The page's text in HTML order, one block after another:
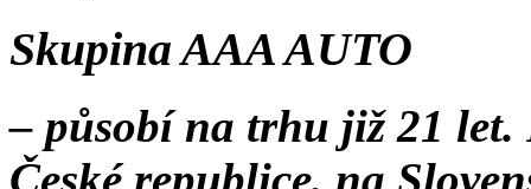
Skupina AAA AUTO
– působí na trhu již 21